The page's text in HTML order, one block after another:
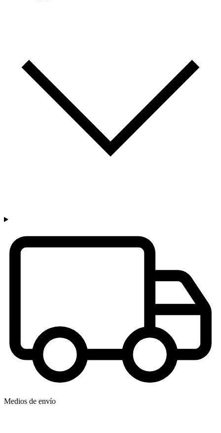
Medios de envío